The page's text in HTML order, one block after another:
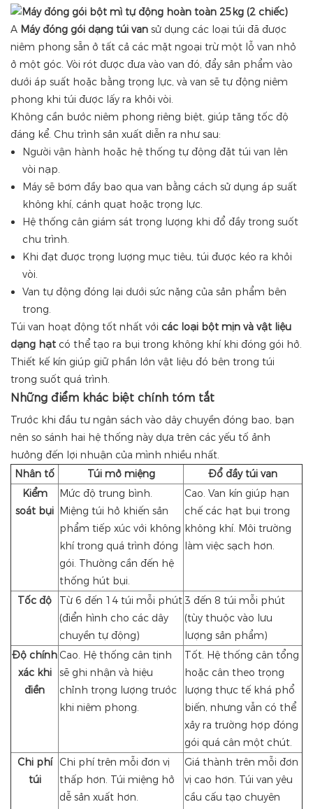
A Máy đóng gói dạng túi van sử dụng các loại túi đã được
niêm phong sẵn ở tất cả các mặt ngoại trừ một lỗ van nhỏ
ở một góc. Vòi rót được đưa vào van đó, đẩy sản phẩm vào
dưới áp suất hoặc bằng trọng lực, và van sẽ tự động niêm
phong khi túi được lấy ra khỏi vòi.
Không cần bước niêm phong riêng biệt, giúp tăng tốc độ
đáng kể. Chu trình sản xuất diễn ra như sau:
Người vận hành hoặc hệ thống tự động đặt túi van lên
vòi nạp.
Máy sẽ bơm đầy bao qua van bằng cách sử dụng áp suất
không khí, cánh quạt hoặc trọng lực.
Hệ thống cân giám sát trọng lượng khi đổ đầy trong suốt
chu trình.
Khi đạt được trọng lượng mục tiêu, túi được kéo ra khỏi
vòi.
Van tự động đóng lại dưới sức nặng của sản phẩm bên
trong.
Túi van hoạt động tốt nhất với các loại bột mịn và vật liệu
dạng hạt có thể tạo ra bụi trong không khí khi đóng gói hở.
Thiết kế kín giúp giữ phần lớn vật liệu đó bên trong túi
trong suốt quá trình.
Những điểm khác biệt chính tóm tắt
Trước khi đầu tư ngân sách vào dây chuyền đóng bao, bạn
nên so sánh hai hệ thống này dựa trên các yếu tố ảnh
hưởng đến lợi nhuận của mình nhiều nhất.
Nhân tố
Túi mở miệng
Đổ đầy túi van
Kiểm
soát bụi
Mức độ trung bình.
Miệng túi hở khiến sản
phẩm tiếp xúc với không
khí trong quá trình đóng
gói. Thường cần đến hệ
thống hút bụi.
Cao. Van kín giúp hạn
chế các hạt bụi trong
không khí. Môi trường
làm việc sạch hơn.
Tốc độ
Từ 6 đến 14 túi mỗi phút
(điển hình cho các dây
chuyền tự động)
3 đến 8 túi mỗi phút
(tùy thuộc vào lưu
lượng sản phẩm)
Độ chính
xác khi
điền
Cao. Hệ thống cân tịnh
sẽ ghi nhận và hiệu
chỉnh trọng lượng trước
khi niêm phong.
Tốt. Hệ thống cân tổng
hoặc cân theo trọng
lượng thực tế khá phổ
biến, nhưng vẫn có thể
xảy ra trường hợp đóng
gói quá cân một chút.
Chi phí
túi
Chi phí trên mỗi đơn vị
thấp hơn. Túi miệng hở
dễ sản xuất hơn.
Giá thành trên mỗi đơn
vị cao hơn. Túi van yêu
cầu cấu tạo chuyên